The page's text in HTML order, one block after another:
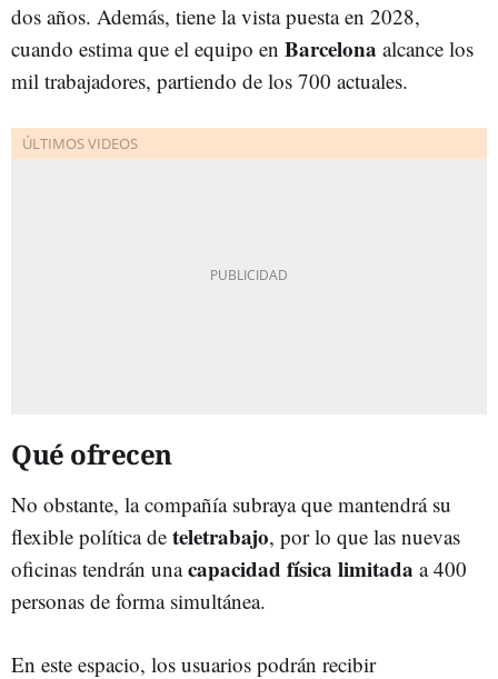
dos años. Además, tiene la vista puesta en 2028,
cuando estima que el equipo en Barcelona alcance los
mil trabajadores, partiendo de los 700 actuales.
Qué ofrecen
No obstante, la compañía subraya que mantendrá su
flexible política de teletrabajo, por lo que las nuevas
oficinas tendrán unacapacidad física limitada a 400
personas de forma simultánea.
En este espacio, los usuarios podrán recibir